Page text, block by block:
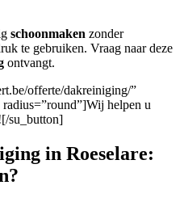
schoonmaken zonder
te gebruiken. Vraag naar deze
ontvangt.
offerte/dakreiniging/”
helpen u
su_button]
in Roeselare: